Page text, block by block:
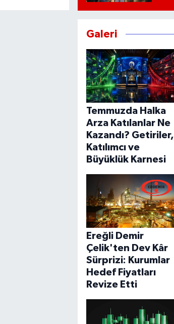
Galeri
Temmuzda Halka
Arza Katılanlar Ne
Kazandı? Getiriler,
Katılımcı ve
Büyüklük Karnesi
Ereğli Demir
Çelik'ten Dev Kâr
Sürprizi: Kurumlar
Hedef Fiyatları
Revize Etti